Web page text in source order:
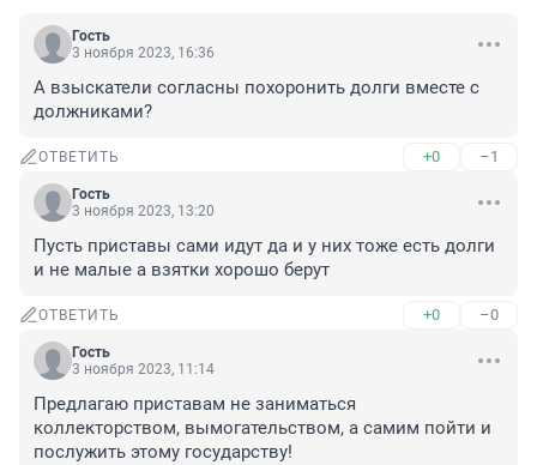
Гость
3 ноября 2023, 16:36
А взыскатели согласны похоронить долги вместе с
должниками?
ОТВЕТИТЬ +0 –1
Гость
3 ноября 2023, 13:20
Пусть приставы сами идут да и у них тоже есть долги
и не малые а взятки хорошо берут
ОТВЕТИТЬ +0 –0
Гость
3 ноября 2023, 11:14
Предлагаю приставам не заниматься
коллекторством, вымогательством, а самим пойти и
послужить этому государству!